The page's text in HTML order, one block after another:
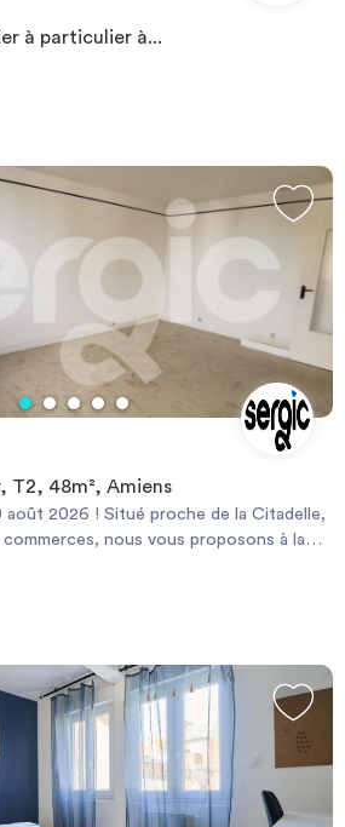
à particulier à...
T2, 48m², Amiens
août 2026 ! Situé proche de la Citadelle,
nous vous proposons à la
de type 2 vous offrant une entrée avec
une cuisine, une chambre et une
complété par une cave. Le chauffage,
sur le site Sergic.com Les
auxquels ce bien est exposé sont
: https://www.georisques.gouv.fr